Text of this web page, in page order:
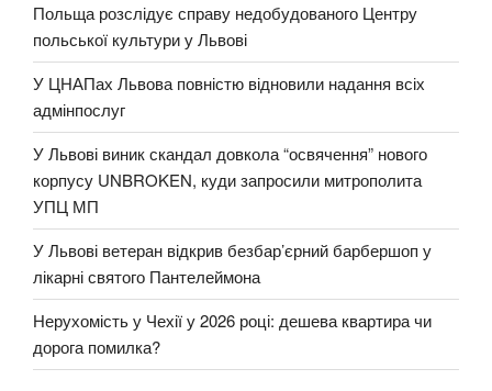
Польща розслідує справу недобудованого Центру
польської культури у Львові
У ЦНАПах Львова повністю відновили надання всіх
адмінпослуг
У Львові виник скандал довкола “освячення” нового
корпусу UNBROKEN, куди запросили митрополита
УПЦ МП
У Львові ветеран відкрив безбар’єрний барбершоп у
лікарні святого Пантелеймона
Нерухомість у Чехії у 2026 році: дешева квартира чи
дорога помилка?